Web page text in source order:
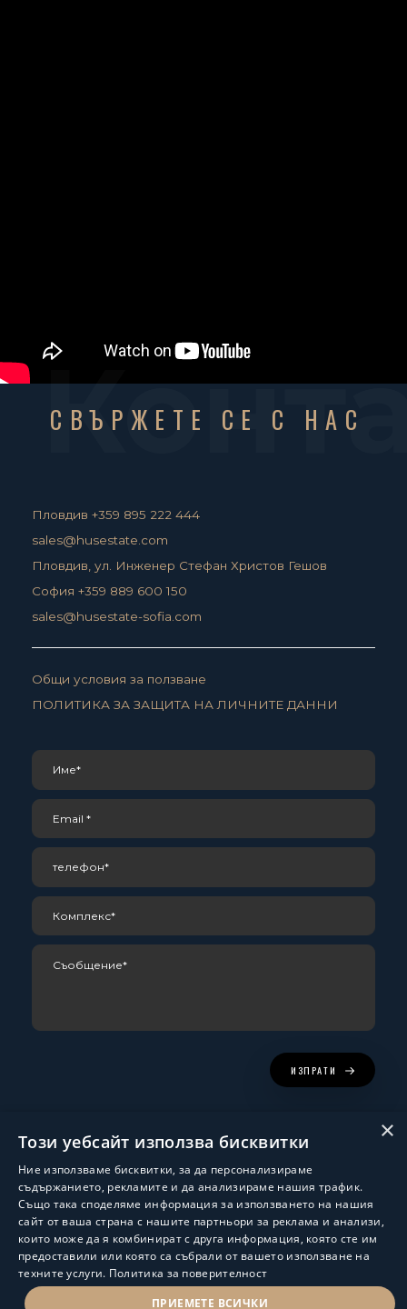
СВЪРЖЕТЕ СЕ С НАС
Пловдив +359 895 222 444
sales@husestate.com
Пловдив, ул. Инженер Стефан Христов Гешов
София +359 889 600 150
sales@husestate-sofia.com
Общи условия за ползване
ПОЛИТИКА ЗА ЗАЩИТА НА ЛИЧНИТЕ ДАННИ
ИЗПРАТИ
Изработка и поддръжка:ShalomDev.com
© Hus Estate 2022. All Rights Reserved. Общи условия за ползване
×
Този уебсайт използва бисквитки
Ние използваме бисквитки, за да персонализираме
съдържанието, рекламите и да анализираме нашия трафик.
Също така споделяме информация за използването на нашия
сайт от ваша страна с нашите партньори за реклама и анализи,
които може да я комбинират с друга информация, която сте им
предоставили или която са събрали от вашето използване на
техните услуги. Политика за поверителност
ПРИЕМЕТЕ ВСИЧКИ